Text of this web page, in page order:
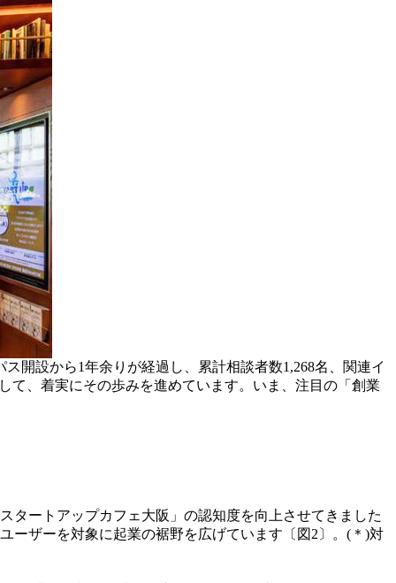
開設から1年余りが経過し、累計相談者数1,268名、関連イ
て、着実にその歩みを進めています。いま、注目の「創業
ートアップカフェ大阪」の認知度を向上させてきました
ーザーを対象に起業の裾野を広げています〔図2〕。(＊)対